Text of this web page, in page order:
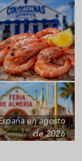
en agosto
de 2026